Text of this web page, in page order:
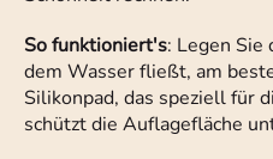
So funktioniert's: Legen Sie
dem Wasser fließt, am
Silikonpad, das speziell für
schützt die Auflagefläche